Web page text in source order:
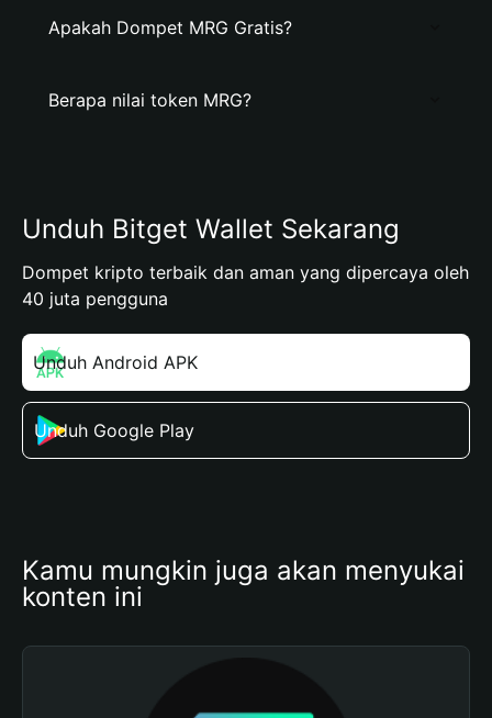
Apakah Dompet MRG Gratis?
Berapa nilai token MRG?
Unduh Bitget Wallet Sekarang
Dompet kripto terbaik dan aman yang dipercaya oleh
40 juta pengguna
Unduh Android APK
Unduh Google Play
Kamu mungkin juga akan menyukai
konten ini